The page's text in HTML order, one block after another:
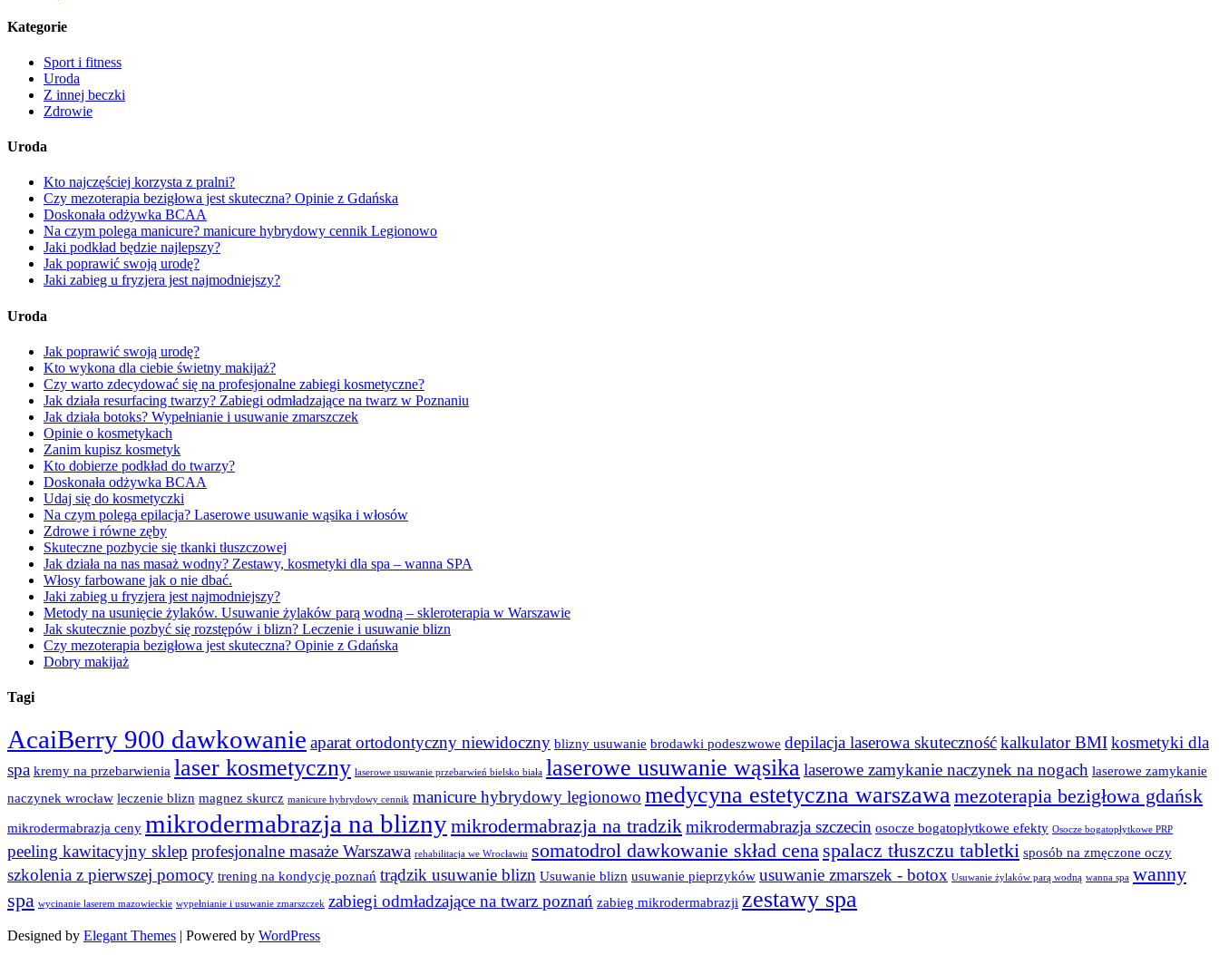
Kategorie
Sport i fitness
Uroda
Z innej beczki
Zdrowie
Uroda
Kto najczęściej korzysta z pralni?
Czy mezoterapia bezigłowa jest skuteczna? Opinie z Gdańska
Doskonała odżywka BCAA
Na czym polega manicure? manicure hybrydowy cennik Legionowo
Jaki podkład będzie najlepszy?
Jak poprawić swoją urodę?
Jaki zabieg u fryzjera jest najmodniejszy?
Uroda
Jak poprawić swoją urodę?
Kto wykona dla ciebie świetny makijaż?
Czy warto zdecydować się na profesjonalne zabiegi kosmetyczne?
Jak działa resurfacing twarzy? Zabiegi odmładzające na twarz w Poznaniu
Jak działa botoks? Wypełnianie i usuwanie zmarszczek
Opinie o kosmetykach
Zanim kupisz kosmetyk
Kto dobierze podkład do twarzy?
Doskonała odżywka BCAA
Udaj się do kosmetyczki
Na czym polega epilacja? Laserowe usuwanie wąsika i włosów
Zdrowe i równe zęby
Skuteczne pozbycie się tkanki tłuszczowej
Jak działa na nas masaż wodny? Zestawy, kosmetyki dla spa – wanna SPA
Włosy farbowane jak o nie dbać.
Jaki zabieg u fryzjera jest najmodniejszy?
Metody na usunięcie żylaków. Usuwanie żylaków parą wodną – skleroterapia w Warszawie
Jak skutecznie pozbyć się rozstępów i blizn? Leczenie i usuwanie blizn
Czy mezoterapia bezigłowa jest skuteczna? Opinie z Gdańska
Dobry makijaż
Tagi
AcaiBerry 900 dawkowanie aparat ortodontyczny niewidoczny blizny usuwanie brodawki podeszwowe depilacja laserowa skutecznośćkalkulator BMIkosmetyki dla
spa kremy na przebarwienia laser kosmetyczny laserowe usuwanie przebarwień bielsko biała laserowe usuwanie wąsikalaserowe zamykanie naczynek na nogach laserowe zamykanie
naczynek wrocław leczenie blizn magnez skurcz manicure hybrydowy cennik manicure hybrydowy legionowo medycyna estetyczna warszawamezoterapia bezigłowa gdańsk
mikrodermabrazja ceny mikrodermabrazja na bliznymikrodermabrazja na tradzikmikrodermabrazja szczecin osocze bogatopłytkowe efekty Osocze bogatopłytkowe PRP
peeling kawitacyjny sklep profesjonalne masaże Warszawa rehabilitacja we Wrocławiu somatodrol dawkowanie skład cena spalacz tłuszczu tabletki sposób na zmęczone oczy
szkolenia z pierwszej pomocy trening na kondycję poznań trądzik usuwanie blizn Usuwanie blizn usuwanie pieprzyków usuwanie zmarszek - botox Usuwanie żylaków parą wodną wanna spa wanny
spa wycinanie laserem mazowieckie wypełnianie i usuwanie zmarszczek zabiegi odmładzające na twarz poznań zabieg mikrodermabrazji zestawy spa
Designed by Elegant Themes | Powered by WordPress